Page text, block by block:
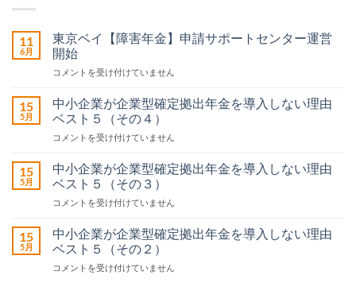
11
6月
東京ベイ【障害年金】申請サポートセンター運営
開始
東
ベ
イ
【障
害
金】
申
サ
ー
ト
ン
コメントを受け付けていません
15
5月
中小企業が企業型確定拠出年金を導入しない理由
ベスト５（その４）
中
企
業
企
型
確
拠
コメントを受け付けていません
15
5月
中小企業が企業型確定拠出年金を導入しない理由
ベスト５（その３）
中
企
業
企
コメントを受け付けていません
15
5月
中小企業が企業型確定拠出年金を導入しない理由
ベスト５（その２）
中
コメントを受け付けていません